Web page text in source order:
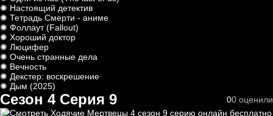
✺ Настоящий детектив
✺ Тетрадь Смерти - аниме
✺ Фоллаут (Fallout)
✺ Хороший доктор
✺ Люцифер
✺ Очень странные дела
✺ Вечность
✺ Декстер: воскрешение
✺ Дым (2025)
Сезон 4 Серия 9 00 оценили